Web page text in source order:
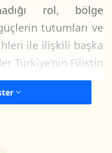
rol, bölge
tutumları ve
ile ilişkili başka
Türkiye’nin Filistin
aktif siyasetinin